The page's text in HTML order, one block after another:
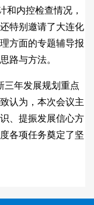
和内控检查情况，
特别邀请了大连化
方面的专题辅导报
路与方法。
三年发展规划重点
认为，本次会议主
、提振发展信心方
各项任务奠定了坚